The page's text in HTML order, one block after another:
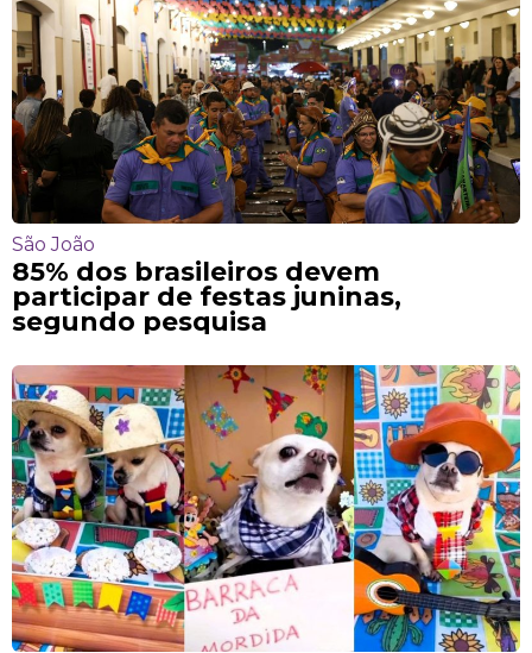
São João
85% dos brasileiros devem
participar de festas juninas,
segundo pesquisa